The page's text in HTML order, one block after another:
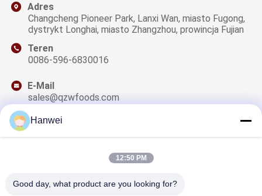
Adres
Changcheng Pioneer Park, Lanxi Wan, miasto Fugong,
dystrykt Longhai, miasto Zhangzhou, prowincja Fujian
Teren
0086-596-6830016
E-Mail
sales@qzwfoods.com
informacjami.
Hanwei
12:50 PM
Good day, what product are you looking for?